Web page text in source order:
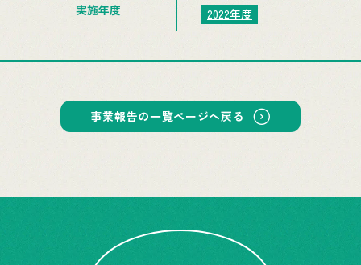
実施年度 2022年度
事業報告の一覧ページへ戻る